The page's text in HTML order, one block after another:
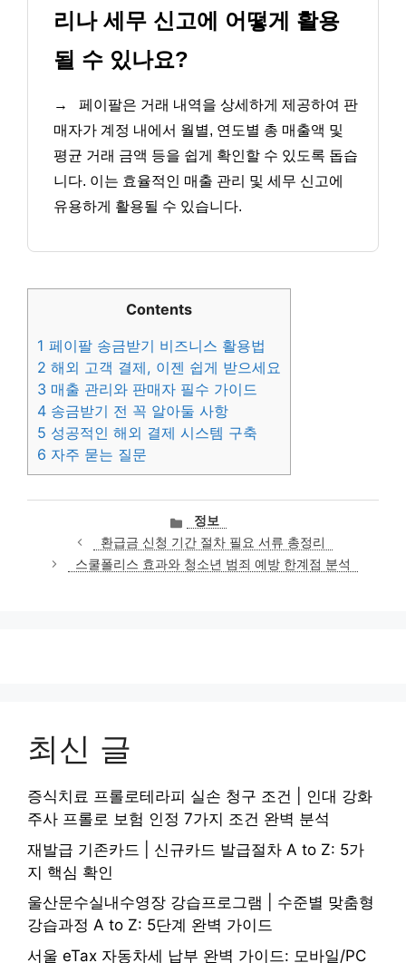
리나 세무 신고에 어떻게 활용
될 수 있나요?
→
페이팔은 거래 내역을 상세하게 제공하여 판
매자가 계정 내에서 월별, 연도별 총 매출액 및
평균 거래 금액 등을 쉽게 확인할 수 있도록 돕습
니다. 이는 효율적인 매출 관리 및 세무 신고에
유용하게 활용될 수 있습니다.
Contents
1 페이팔 송금받기 비즈니스 활용법
2 해외 고객 결제, 이젠 쉽게 받으세요
3 매출 관리와 판매자 필수 가이드
4 송금받기 전 꼭 알아둘 사항
5 성공적인 해외 결제 시스템 구축
6 자주 묻는 질문
카
테
고
리
정보
환급금 신청 기간 절차 필요 서류 총정리
스쿨폴리스 효과와 청소년 범죄 예방 한계점 분석
최신 글
증식치료 프롤로테라피 실손 청구 조건 | 인대 강화
주사 프롤로 보험 인정 7가지 조건 완벽 분석
재발급 기존카드 | 신규카드 발급절차 A to Z: 5가
지 핵심 확인
울산문수실내수영장 강습프로그램 | 수준별 맞춤형
강습과정 A to Z: 5단계 완벽 가이드
서울 eTax 자동차세 납부 완벽 가이드: 모바일/PC